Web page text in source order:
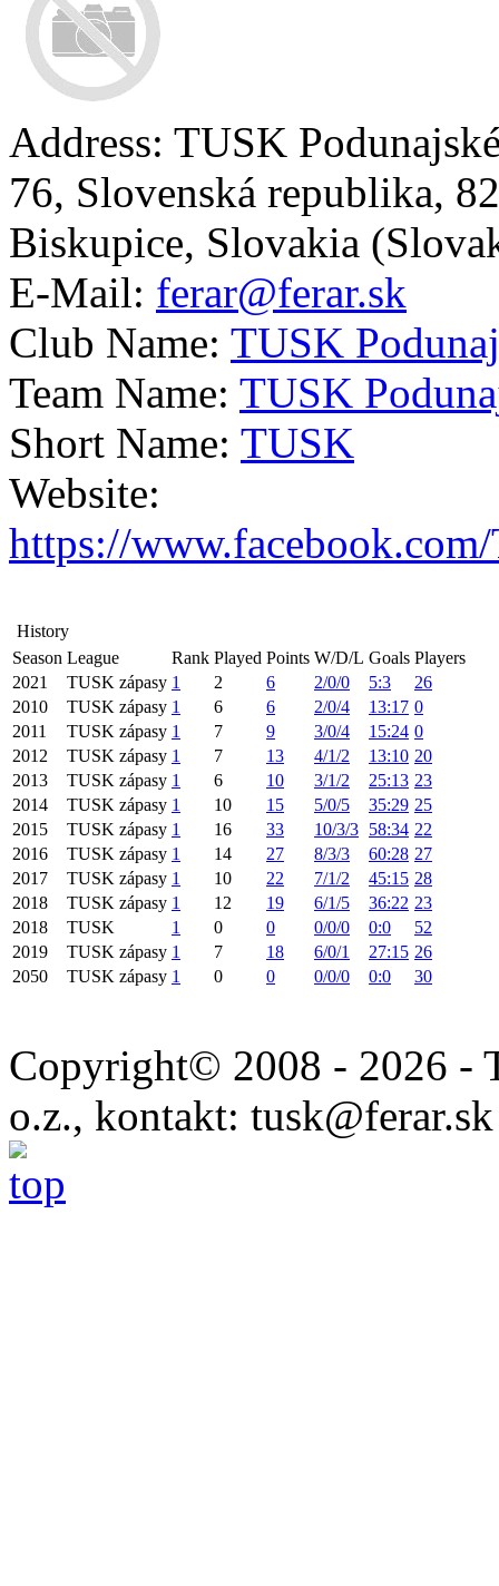
Address: TUSK
76, Slovenská republika,
Biskupice, Slovakia
E-Mail: ferar@ferar.sk
Club Name: TUSK
Team Name: TUSK
Short Name: TUSK
Website:
https://
History
Season League Rank Played Points W/D/L Goals Players
2021
TUSK zápasy 1 2 6 2/0/0 5:3
26
2010
TUSK zápasy 1 6 6 2/0/4 13:17 0
2011
TUSK zápasy 1 7 9 3/0/4 15:24 0
2012
TUSK zápasy 1 7 13 4/1/2 13:10 20
2013
TUSK zápasy 1 6 10 3/1/2 25:13 23
2014
TUSK zápasy 1 10 15 5/0/5 35:29 25
2015
TUSK zápasy 1 16 33 10/3/3 58:34 22
2016
TUSK zápasy 1 14 27 8/3/3 60:28 27
2017
TUSK zápasy 1 10 22 7/1/2 45:15 28
2018
TUSK zápasy 1 12 19 6/1/5 36:22 23
2018
TUSK 1 0 0 0/0/0 0:0
52
2019
TUSK zápasy 1 7 18 6/0/1 27:15 26
2050
TUSK zápasy 1 0 0 0/0/0 0:0 30
Copyright© 2008 - 2026 -
o.z., kontakt: